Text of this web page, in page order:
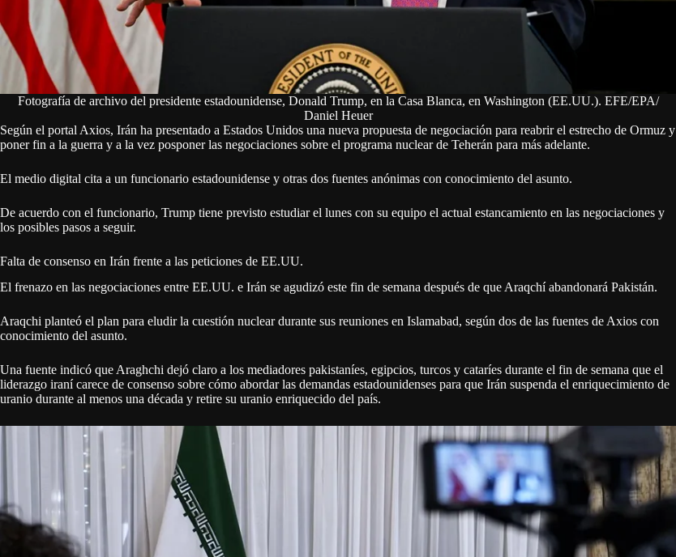
Fotografía de archivo del presidente estadounidense, Donald Trump, en la Casa Blanca, en Washington (EE.UU.). EFE/EPA/
Daniel Heuer
Según el portal Axios, Irán ha presentado a Estados Unidos una nueva propuesta de negociación para reabrir el estrecho de Ormuz y
poner fin a la guerra y a la vez posponer las negociaciones sobre el programa nuclear de Teherán para más adelante.
El medio digital cita a un funcionario estadounidense y otras dos fuentes anónimas con conocimiento del asunto.
De acuerdo con el funcionario, Trump tiene previsto estudiar el lunes con su equipo el actual estancamiento en las negociaciones y
los posibles pasos a seguir.
Falta de consenso en Irán frente a las peticiones de EE.UU.
El frenazo en las negociaciones entre EE.UU. e Irán se agudizó este fin de semana después de que Araqchí abandonará Pakistán.
Araqchi planteó el plan para eludir la cuestión nuclear durante sus reuniones en Islamabad, según dos de las fuentes de Axios con
conocimiento del asunto.
Una fuente indicó que Araghchi dejó claro a los mediadores pakistaníes, egipcios, turcos y cataríes durante el fin de semana que el
liderazgo iraní carece de consenso sobre cómo abordar las demandas estadounidenses para que Irán suspenda el enriquecimiento de
uranio durante al menos una década y retire su uranio enriquecido del país.